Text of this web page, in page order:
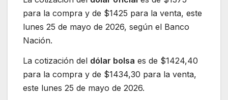
para la compra y de $1425 para la venta, este
lunes 25 de mayo de 2026, según el Banco
Nación.
La cotización del dólar bolsa es de $1424,40
para la compra y de $1434,30 para la venta,
este lunes 25 de mayo de 2026.